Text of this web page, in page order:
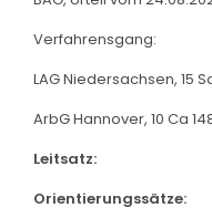
Verfahrensgang:
LAG Niedersachsen, 15
ArbG Hannover, 10 Ca
Leitsatz:
Orientierungssätze: